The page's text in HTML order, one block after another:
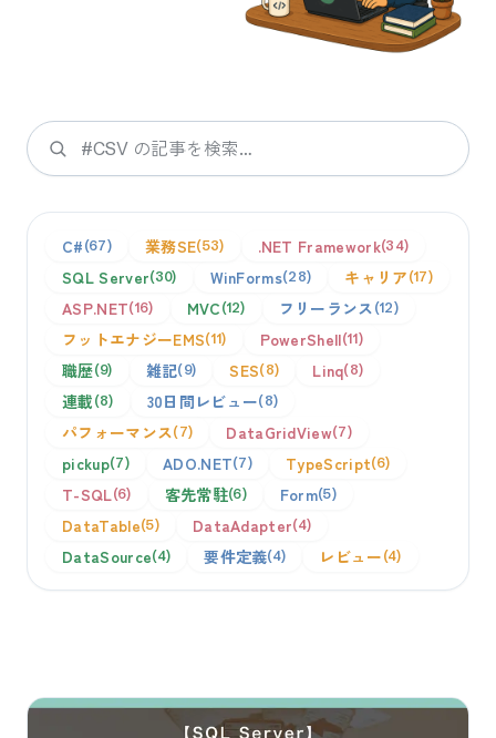
検索
C# 67 業務SE 53 .NET Framework 34
SQL Server 30 WinForms 28 キャリア 17
ASP.NET 16 MVC 12 フリーランス 12
フットエナジーEMS 11 PowerShell 11
職歴 9 雑記 9 SES 8 Linq 8
連載 8 30日間レビュー 8
パフォーマンス 7 DataGridView 7
pickup 7 ADO.NET 7 TypeScript 6
T-SQL 6 客先常駐 6 Form 5
DataTable 5 DataAdapter 4
DataSource 4 要件定義 4 レビュー 4